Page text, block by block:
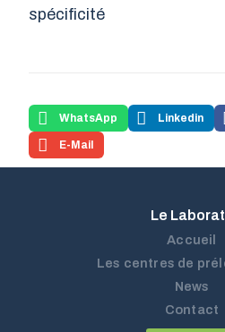
spécificité
WhatsApp Linkedin
E-Mail
Le
Accueil
Les centres de
News
Contact